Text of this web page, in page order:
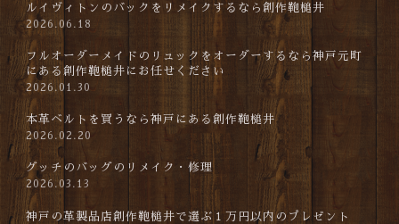
ルイヴィトンのバックをリメイクするなら創作鞄槌井
2026.06.18
フルオーダーメイドのリュックをオーダーするなら神戸元町
にある創作鞄槌井にお任せください
2026.01.30
本革ベルトを買うなら神戸にある創作鞄槌井
2026.02.20
グッチのバッグのリメイク・修理
2026.03.13
神戸の革製品店創作鞄槌井で選ぶ１万円以内のプレゼント